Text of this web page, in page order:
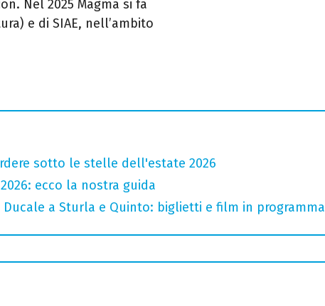
Nel 2025 Magma si fa
e di SIAE, nell’ambito
sotto le stelle dell'estate 2026
ecco la nostra guida
Ducale a Sturla e Quinto: biglietti e film in programma